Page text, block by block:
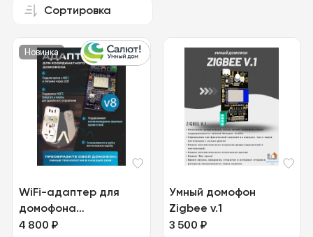
Открытие двери через Телеграмм
Сортировка
Новинка
WiFi-адаптер для
домофона
SmartIntercom v.8
4 800 ₽
Умный домофон
Zigbee v.1
3 500 ₽